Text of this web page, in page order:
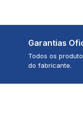
Garantias
Todos os
do fabricante.